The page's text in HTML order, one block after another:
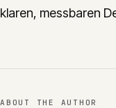
klaren, messbaren
ABOUT THE AUTHOR